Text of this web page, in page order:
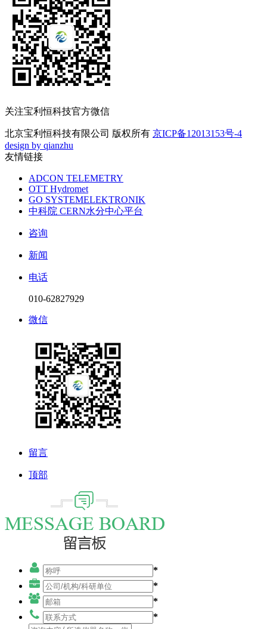
关注宝利恒科技官方微信
北京宝利恒科技有限公司 版权所有 京ICP备12013153号-4
design by qianzhu
友情链接
ADCON TELEMETRY
OTT Hydromet
GO SYSTEMELEKTRONIK
中科院 CERN水分中心平台
咨询
新闻
电话
010-62827929
微信
留言
顶部
*
*
*
*